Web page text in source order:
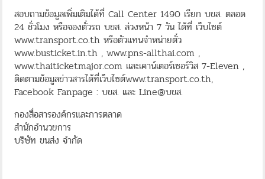
สอบถามข้อมูลเพิ่มเติมได้ที่ Call Center 1490 เรียก บขส. ตลอด
24 ชั่วโมง หรือจองตั๋วรถ บขส. ล่วงหน้า 7 วัน ได้ที่ เว็บไซต์
www.transport.co.th หรือตัวแทนจำหน่ายตั๋ว
www.busticket.in.th , www.pns-allthai.com ,
www.thaiticketmajor.com และเคาน์เตอร์เซอร์วิส 7-Eleven ,
ติดตามข้อมูลข่าวสารได้ที่เว็บไซต์www.transport.co.th,
Facebook Fanpage : บขส. และ Line@บขส.
กองสื่อสารองค์กรและการตลาด
สำนักอำนวยการ
บริษัท ขนส่ง จำกัด